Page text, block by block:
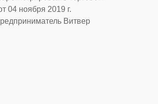
04 ноября 2019 г.
Витвер